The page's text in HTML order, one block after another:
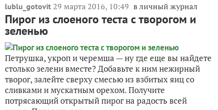
lublu_gotovit 29 марта 2016, 10:49 в личный журнал
Пирог из слоеного теста с творогом и
зеленью
Петрушка, укроп и черемша — ну где еще вы найдете
столько зелени вместе? Добавьте к ним нежирный
творог, залейте сверху смесью из взбитых яиц со
сливками и мускатным орехом. Получите
потрясающий открытый пирог на радость всей